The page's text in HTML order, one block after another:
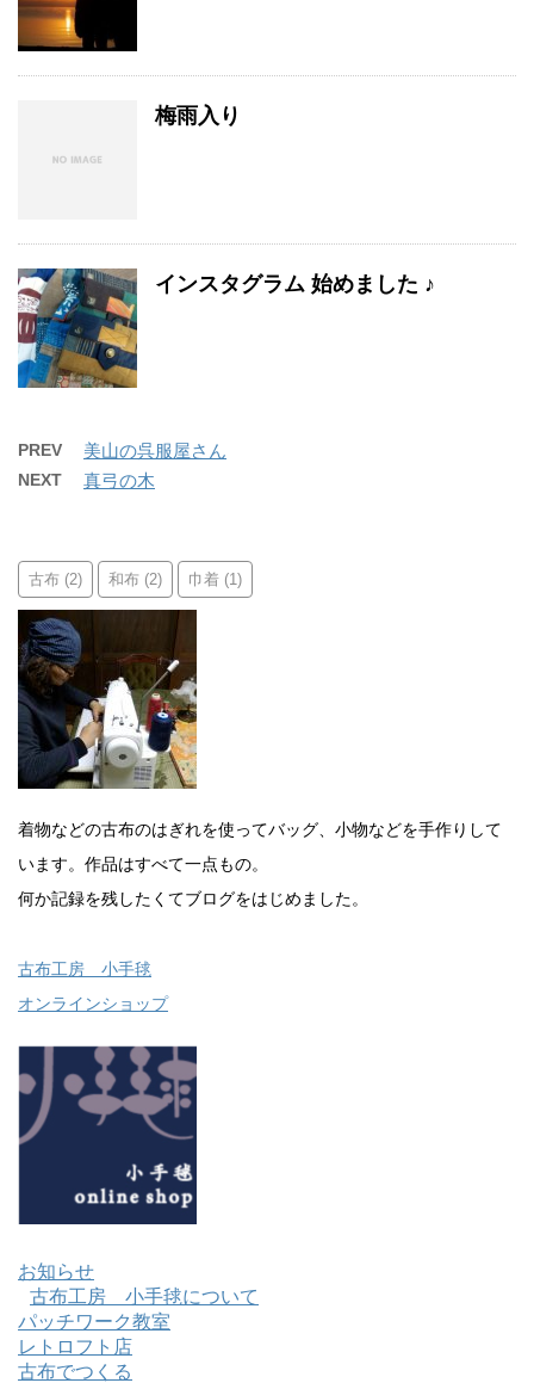
梅雨入り
インスタグラム 始めました ♪
PREV 美山の呉服屋さん
NEXT 真弓の木
古布 (2) 和布 (2) 巾着 (1)
着物などの古布のはぎれを使ってバッグ、小物などを手作りして
います。作品はすべて一点もの。
何か記録を残したくてブログをはじめました。
古布工房 小手毬
オンラインショップ
お知らせ
古布工房 小手毬について
パッチワーク教室
レトロフト店
古布でつくる